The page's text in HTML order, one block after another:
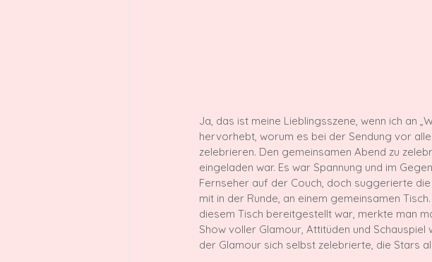
Ja, das ist meine Lieblingsszene, wenn ich an
hervorhebt, worum es bei der Sendung vor
zelebrieren. Den gemeinsamen Abend zu
eingeladen war. Es war Spannung und im
Fernseher auf der Couch, doch suggerierte
mit in der Runde, an einem gemeinsamen
diesem Tisch bereitgestellt war, merkte man
Show voller Glamour, Attitüden und
der Glamour sich selbst zelebrierte, die Stars